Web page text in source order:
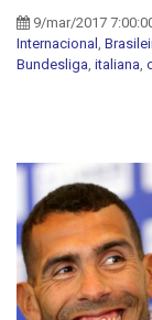
9/mar/2017
Internacional
Bundesliga italiana